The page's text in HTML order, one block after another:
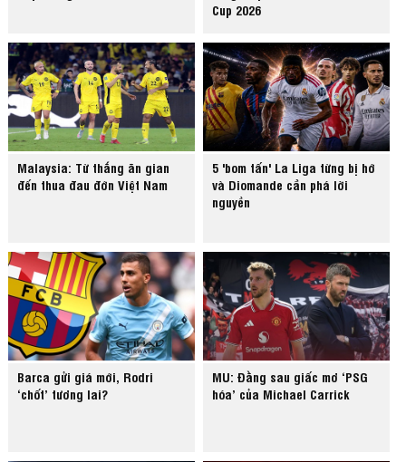
Cup 2026
Malaysia: Từ thắng ăn gian
đến thua đau đớn Việt Nam
5 'bom tấn' La Liga từng bị hớ
và Diomande cần phá lời
nguyền
Barca gửi giá mới, Rodri
‘chốt’ tương lai?
MU: Đằng sau giấc mơ ‘PSG
hóa’ của Michael Carrick